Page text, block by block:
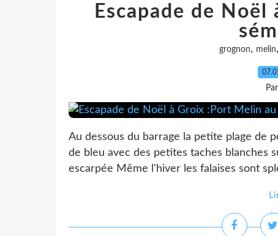
Escapade de
grognon, melin,
Au dessous du barrage la petite plage de
de bleu avec des petites taches blanches
escarpée Même l'hiver les falaises sont